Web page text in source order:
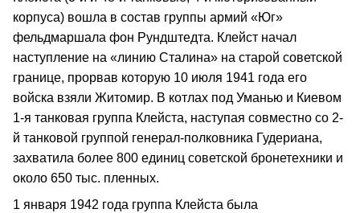
корпуса) вошла в состав группы армий «Юг»
фельдмаршала фон Рундштедта. Клейст начал
наступление на «линию Сталина» на старой советской
границе, прорвав которую 10 июля 1941 года его
войска взяли Житомир. В котлах под Уманью и Киевом
1-я танковая группа Клейста, наступая совместно со 2-
й танковой группой генерал-полковника Гудериана,
захватила более 800 единиц советской бронетехники и
около 650 тыс. пленных.
1 января 1942 года группа Клейста была